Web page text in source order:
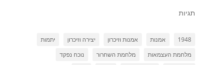
תגיות
1948 אמנות אמנות וזיכרון יצירה וזיכרון
יתמות
מלחמת העצמאות
מלחמת השחרור
נוכח נפקד